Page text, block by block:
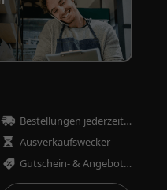
Bestellungen jederzeit nachverfolgen
Ausverkaufswecker
Gutschein- & Angebotswecker